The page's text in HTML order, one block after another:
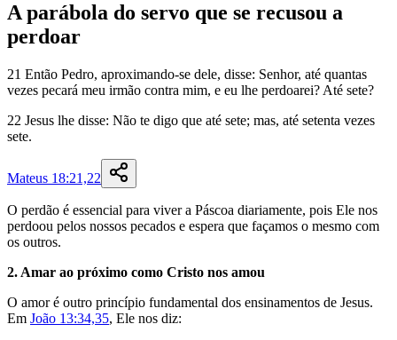
Aparábola do servo que se recusou a
perdoar
21 Então Pedro, aproximando-se dele, disse: Senhor, até quantas
vezes pecará meu irmão contra mim, e eu lhe perdoarei? Até sete?
22 Jesus lhe disse: Não te digo que até sete; mas, até setenta vezes
sete.
Mateus 18:21,22
O perdão é essencial para viver a Páscoa diariamente, pois Ele nos
perdoou pelos nossos pecados e espera que façamos o mesmo com
os outros.
2. Amar ao próximo como Cristo nos amou
O amor é outro princípio fundamental dos ensinamentos de Jesus.
Em João 13:34,35, Ele nos diz: